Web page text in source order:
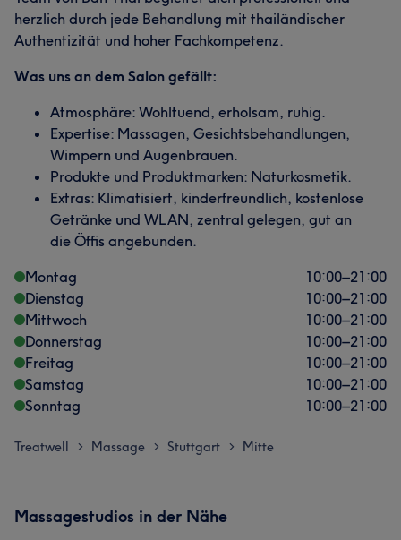
herzlich durch jede Behandlung mit thailändischer
Authentizität und hoher Fachkompetenz.
Was uns an dem Salon gefällt:
Atmosphäre: Wohltuend, erholsam, ruhig.
Expertise: Massagen, Gesichtsbehandlungen,
Wimpern und Augenbrauen.
Produkte und Produktmarken: Naturkosmetik.
Extras: Klimatisiert, kinderfreundlich, kostenlose
Getränke und WLAN, zentral gelegen, gut an
die Öffis angebunden.
Montag
10:00–21:00
Dienstag
10:00–21:00
Mittwoch
10:00–21:00
Donnerstag
10:00–21:00
Freitag
10:00–21:00
Samstag
10:00–21:00
Sonntag
10:00–21:00
Treatwell > Massage > Stuttgart > Mitte
Massagestudios in der Nähe